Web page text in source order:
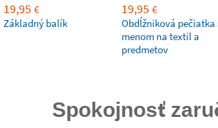
19,95 €
Základný balík
19,95 €
Obdĺžniková pečiatka
menom na textil a
predmetov
Spokojnosť